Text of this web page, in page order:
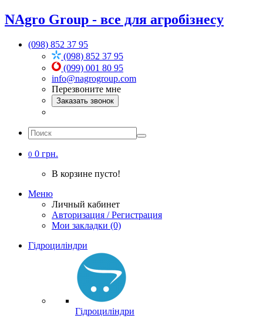
NAgro Group - все для агробізнесу
(098) 852 37 95
(098) 852 37 95
(099) 001 80 95
info@nagrogroup.com
Перезвоните мне
Заказать звонок
0 0 грн.
В корзине пусто!
Меню
Личный кабинет
Авторизация / Регистрация
Мои закладки (0)
Гідроциліндри
Гідроциліндри